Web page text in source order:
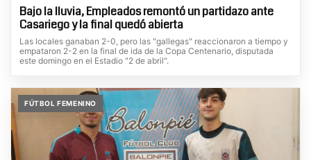
Bajo la lluvia, Empleados remontó un partidazo ante
Casariego y la final quedó abierta
Las locales ganaban 2-0, pero las "gallegas" reaccionaron a tiempo y
empataron 2-2 en la final de ida de la Copa Centenario, disputada
este domingo en el Estadio "2 de abril".
FÚTBOL FEMENINO